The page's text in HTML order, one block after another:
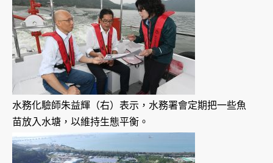
水務化驗師朱益輝（右）表示，水務署會定期把一些魚
苗放入水塘，以維持生態平衡。